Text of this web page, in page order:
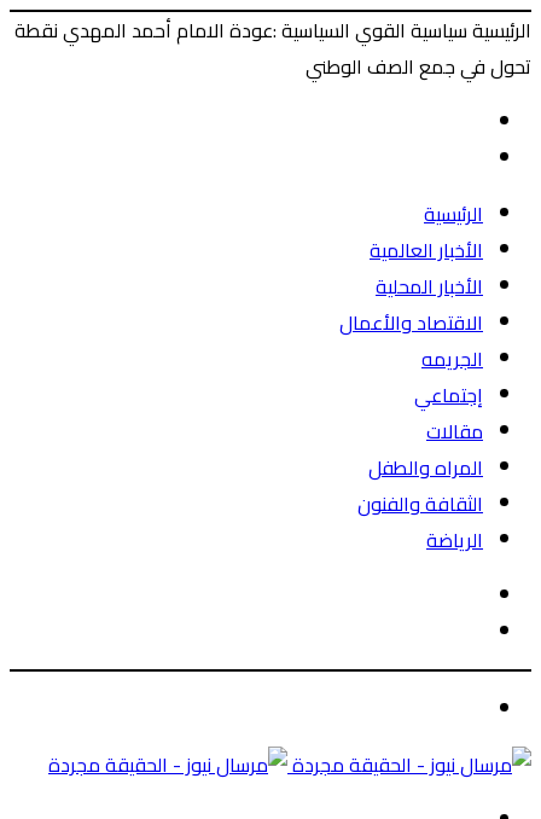
الرئيسية سياسية القوي السياسية :عودة الامام أحمد المهدي نقطة
تحول في جمع الصف الوطني
الرئيسية
الأخبار العالمية
الأخبار المحلية
الاقتصاد والأعمال
الجريمه
إجتماعي
مقالات
المراه والطفل
الثقافة والفنون
الرياضة
عن